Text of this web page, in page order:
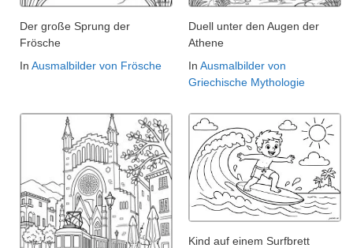
Der große Sprung der
Frösche
In Ausmalbilder von Frösche
Duell unter den Augen der
Athene
In Ausmalbilder von
Griechische Mythologie
Kind auf einem Surfbrett